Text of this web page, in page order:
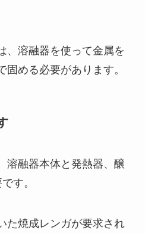
、溶融器を使って金属を
める必要があります。
溶融器本体と発熱器、醸
す。
た焼成レンガが要求され